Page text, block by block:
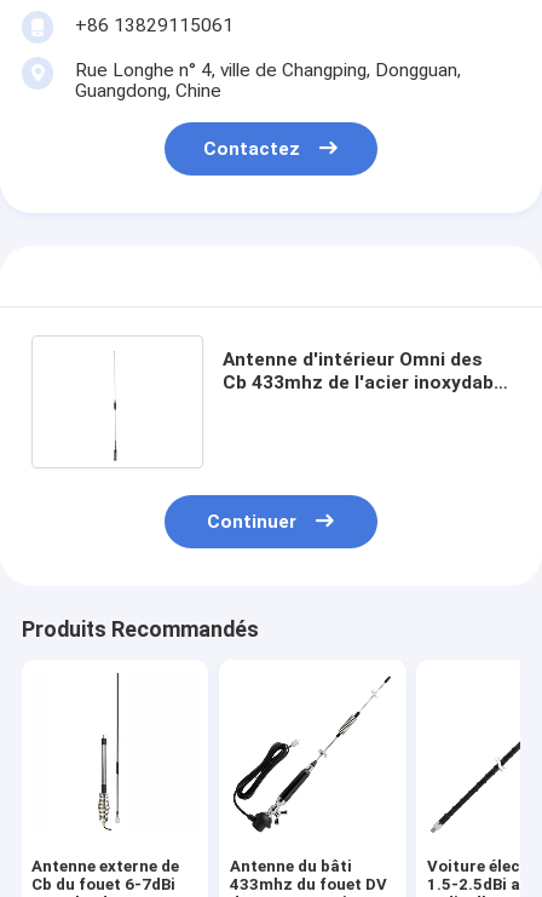
+86 13829115061
Rue Longhe n° 4, ville de Changping, Dongguan,
Guangdong, Chine
Contactez
Antenne d'intérieur Omni des
Cb 433mhz de l'acier inoxydable
Continuer
Produits Recommandés
Antenne externe de
Cb du fouet 6-7dBi
Antenne du bâti
433mhz du fouet DV
Voiture
1.5-2.5dBi